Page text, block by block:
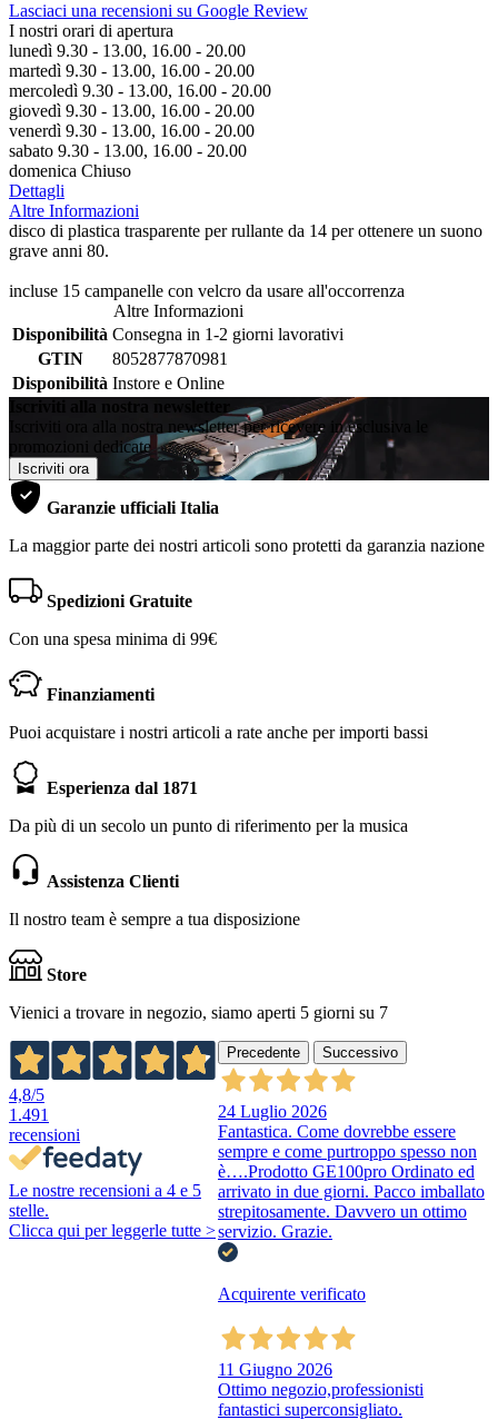
Lasciaci una recensioni su Google Review
I nostri orari di apertura
lunedì 9.30 - 13.00, 16.00 - 20.00
martedì 9.30 - 13.00, 16.00 - 20.00
mercoledì 9.30 - 13.00, 16.00 - 20.00
giovedì 9.30 - 13.00, 16.00 - 20.00
venerdì 9.30 - 13.00, 16.00 - 20.00
sabato 9.30 - 13.00, 16.00 - 20.00
domenica Chiuso
Dettagli
Altre Informazioni
disco di plastica trasparente per rullante da 14 per ottenere un suono
grave anni 80.
incluse 15 campanelle con velcro da usare all'occorrenza
Altre Informazioni
Disponibilità Consegna in 1-2 giorni lavorativi
GTIN
8052877870981
Disponibilità Instore e Online
Iscriviti alla nostra newsletter
Iscriviti ora alla nostra newsletter per ricevere in esclusiva le
promozioni dedicate
Iscriviti ora
Garanzie ufficiali Italia
La maggior parte dei nostri articoli sono protetti da garanzia nazione
Spedizioni Gratuite
Con una spesa minima di 99€
Finanziamenti
Puoi acquistare i nostri articoli a rate anche per importi bassi
Esperienza dal 1871
Da più di un secolo un punto di riferimento per la musica
Assistenza Clienti
Il nostro team è sempre a tua disposizione
Store
Vienici a trovare in negozio, siamo aperti 5 giorni su 7
4,8/5
1.491
recensioni
Le nostre recensioni a 4 e 5
stelle.
Clicca qui per leggerle tutte >
Precedente Successivo
24 Luglio 2026
Fantastica. Come dovrebbe essere
sempre e come purtroppo spesso non
è….Prodotto GE100pro Ordinato ed
arrivato in due giorni. Pacco imballato
strepitosamente. Davvero un ottimo
servizio. Grazie.
Acquirente verificato
11 Giugno 2026
Ottimo negozio,professionisti
fantastici superconsigliato.